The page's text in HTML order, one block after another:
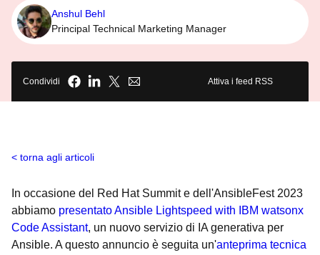
Anshul Behl
Principal Technical Marketing Manager
Condividi Attiva i feed RSS
torna agli articoli
In occasione del Red Hat Summit e dell'AnsibleFest 2023
abbiamo presentato Ansible Lightspeed with IBM watsonx
Code Assistant, un nuovo servizio di IA generativa per
Ansible. A questo annuncio è seguita un'anteprima tecnica